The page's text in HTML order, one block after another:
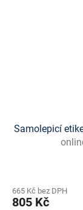
Samolepicí
665 Kč bez DPH
805 Kč